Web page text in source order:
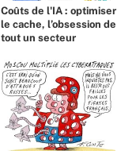
Coûts de l'IA : optimiser
le cache, l’obsession de
tout un secteur